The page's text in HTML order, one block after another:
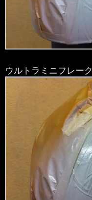
ウルトラミニフレーク